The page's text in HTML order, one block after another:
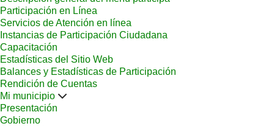
Participación en Línea
Servicios de Atención en línea
Instancias de Participación Ciudadana
Capacitación
Estadísticas del Sitio Web
Balances y Estadísticas de Participación
Rendición de Cuentas
Mi municipio
Presentación
Gobierno